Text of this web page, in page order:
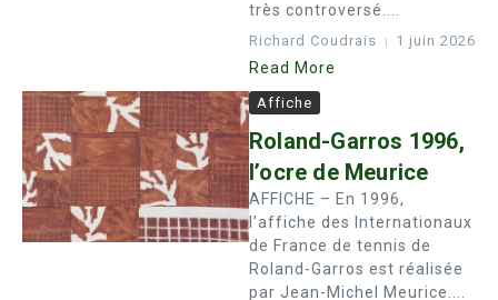
très controversé....
Richard Coudrais 1 juin 2026
Read More
Affiche
Roland-Garros 1996,
l’ocre de Meurice
AFFICHE – En 1996,
l’affiche des Internationaux
de France de tennis de
Roland-Garros est réalisée
par Jean-Michel Meurice....